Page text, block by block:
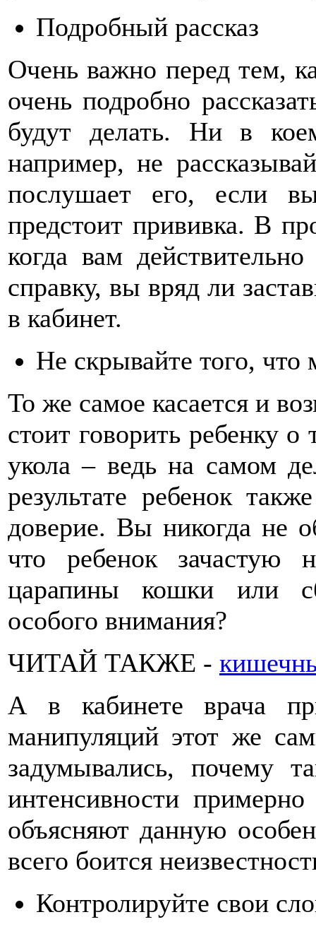
Подробный рассказ
Очень важно перед тем,
очень подробно
будут делать. Ни в
например, не
послушает его, если
предстоит прививка. В
когда вам
справку, вы вряд ли
в кабинет.
Не скрывайте того,
То же самое касается и
стоит говорить ребенку
укола – ведь на самом
результате ребенок
доверие. Вы никогда не
что ребенок зачастую
царапины кошки или
особого внимания?
ЧИТАЙ ТАКЖЕ -
А в кабинете врача
манипуляций этот же
задумывались, почему
интенсивности
объясняют данную
всего боится
Контролируйте свои